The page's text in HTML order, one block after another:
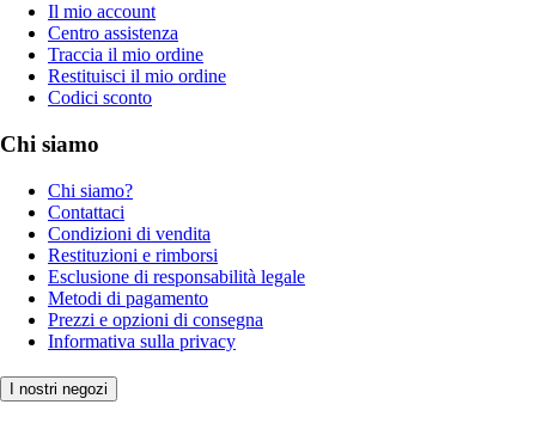
Il mio account
Centro assistenza
Traccia il mio ordine
Restituisci il mio ordine
Codici sconto
Chi siamo
Chi siamo?
Contattaci
Condizioni di vendita
Restituzioni e rimborsi
Esclusione di responsabilità legale
Metodi di pagamento
Prezzi e opzioni di consegna
Informativa sulla privacy
I nostri negozi